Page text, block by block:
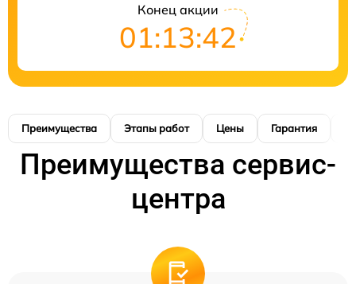
Конец акции
01:13:41
Преимущества Этапы работ Цены Гарантия
Преимущества сервис-
центра